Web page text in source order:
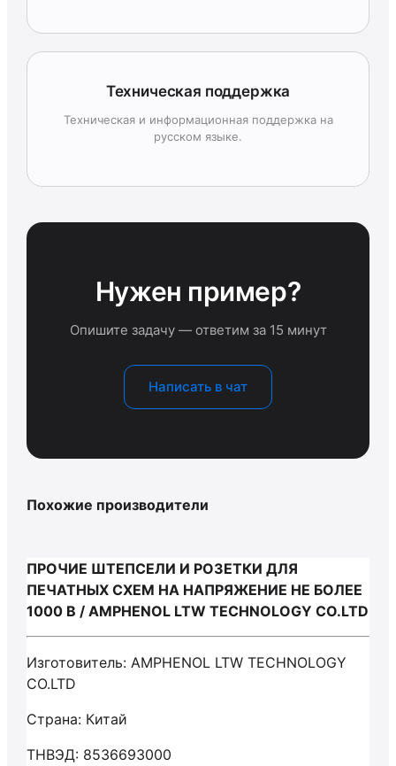
Техническая поддержка
Техническая и информационная поддержка на
русском языке.
Нужен пример?
Опишите задачу — ответим за 15 минут
Написать в чат
Похожие производители
ПРОЧИЕ ШТЕПСЕЛИ И РОЗЕТКИ ДЛЯ
ПЕЧАТНЫХ СХЕМ НА НАПРЯЖЕНИЕ НЕ БОЛЕЕ
1000 В / AMPHENOL LTW TECHNOLOGY CO.LTD
Изготовитель: AMPHENOL LTW TECHNOLOGY
CO.LTD
Страна: Китай
ТНВЭД: 8536693000